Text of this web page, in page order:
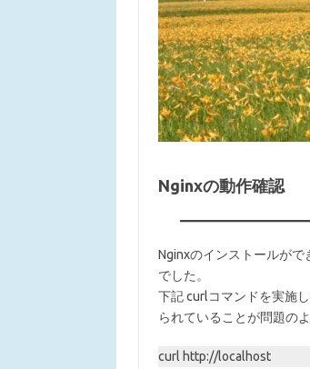
Nginxの動作確認
Nginxのインストールが
でした。
下記 curlコマンドを実施
られていることが問題の
curl http://localhost